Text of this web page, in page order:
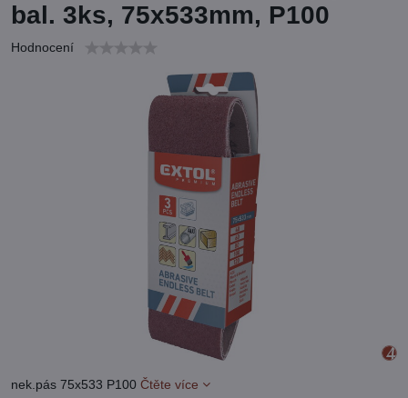
bal. 3ks, 75x533mm, P100
Hodnocení
nek.pás 75x533 P100 Čtěte více